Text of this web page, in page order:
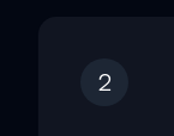
2